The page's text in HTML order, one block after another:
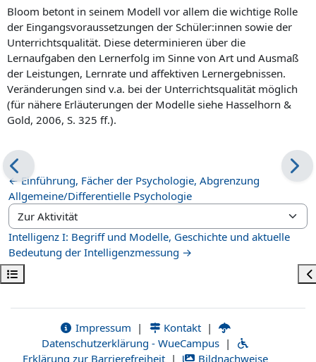
Kursindex öffnen
Bloom betont in seinem Modell vor allem die wichtige Rolle
der Eingangs­voraus­setzungen der Schüler:innen sowie der
Unterrichtsqualität. Diese determinieren über die
Lernaufgaben den Lernerfolg im Sinne von Art und Ausmaß
der Leistungen, Lernrate und affektiven Lernergebnissen.
Veränderungen sind v.a. bei der Unterrichtsqualität möglich
(für nähere Erläuterungen der Modelle siehe Hasselhorn &
Gold, 2006, S. 325 ff.).
← Einführung, Fächer der Psychologie, Abgrenzung
Allgemeine/Differentielle Psychologie
Zur Aktivität
Intelligenz I: Begriff und Modelle, Geschichte und aktuelle
Bedeutung der Intelligenzmessung →
Impressum | Kontakt |
Datenschutzerklärung - WueCampus |
Erklärung zur Barrierefreiheit | Bildnachweise